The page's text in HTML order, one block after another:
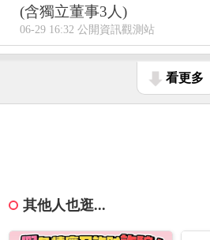
(含獨立董事3人)
06-29 16:32 公開資訊觀測站
看更多
其他人也逛...